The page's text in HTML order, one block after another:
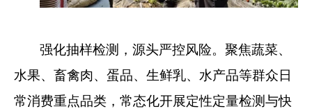
强化抽样检测，源头严控风险。聚焦蔬菜、
水果、畜禽肉、蛋品、生鲜乳、水产品等群众日
常消费重点品类，常态化开展定性定量检测与快